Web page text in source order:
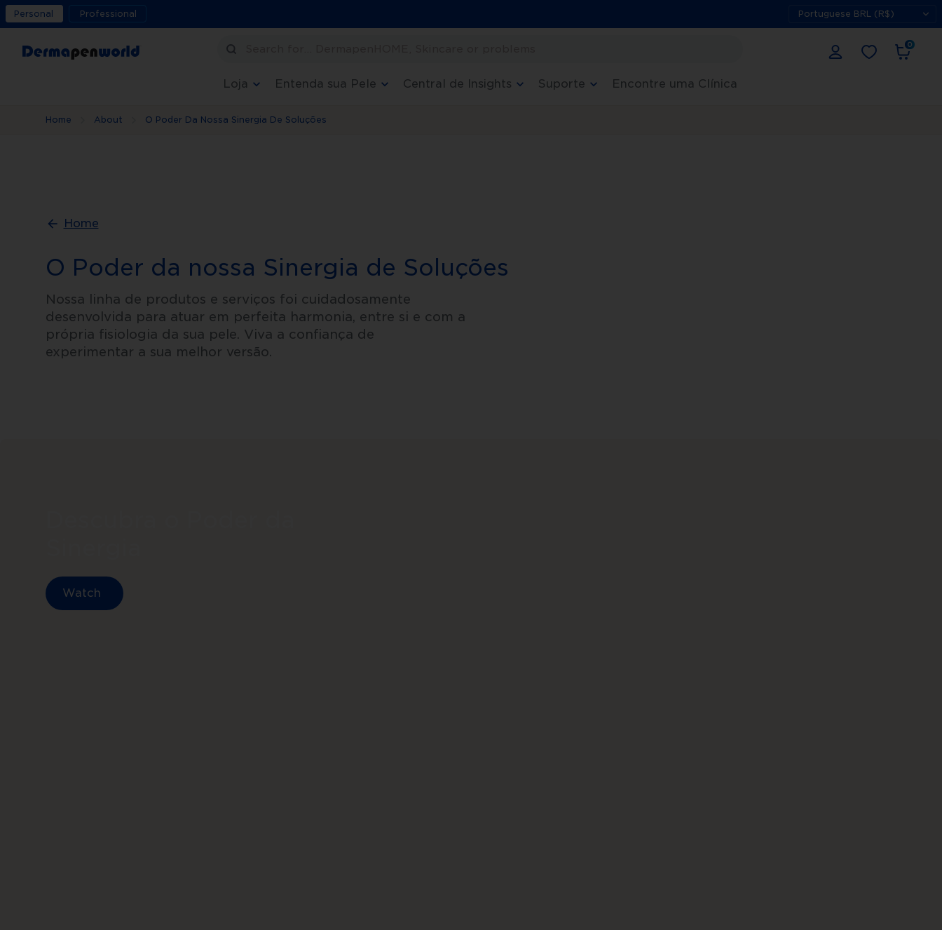
Personal Professional
Loja Entenda sua Pele Central de Insights Suporte Encontre uma Clínica
0
Home About O Poder Da Nossa Sinergia De Soluções
Home
O Poder da nossa Sinergia de Soluções
Nossa linha de produtos e serviços foi cuidadosamente
desenvolvida para atuar em perfeita harmonia, entre si e com a
própria fisiologia da sua pele. Viva a confiança de
experimentar a sua melhor versão.
Watch